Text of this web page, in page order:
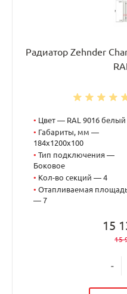
Радиатор Zehnder
• Цвет — RAL 9016 белый
• Габариты, мм —
184x1200x100
• Тип подключения —
Боковое
• Кол-во секций — 4
• Отапливаемая
— 7
15
15
-